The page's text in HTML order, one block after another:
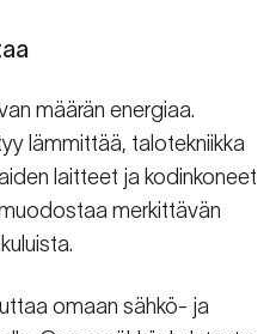
määrän energiaa.
lämmittää, talotekniikka
laitteet ja kodinkoneet
merkittävän
omaan sähkö- ja